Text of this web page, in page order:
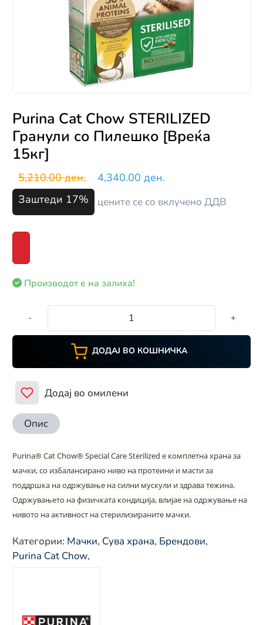
Purina Cat Chow STERILIZED
Гранули со Пилешко [Вреќа
15кг]
5,210.00 ден.
4,340.00 ден.
Заштеди 17%
цените се со вклучено ДДВ
Производот е на залиха!
- +
ДОДАЈ ВО КОШНИЧКА
Додај во омилени
Опис
Purina® Cat Chow® Special Care Sterilized е комплетна храна за
мачки, со избалансирано ниво на протеини и масти за
поддршка на одржување на силни мускули и здрава тежина.
Одржувањето на физичката кондиција, влијае на одржување на
нивото на активност на стерилизираните мачки.
Категории: Мачки, Сува храна, Брендови,
Purina Cat Chow,